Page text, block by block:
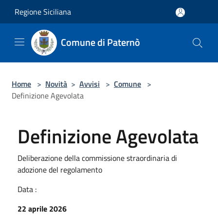
Regione Siciliana
Comune di Paternò
Home > Novità > Avvisi > Comune >
Definizione Agevolata
Definizione Agevolata
Deliberazione della commissione straordinaria di
adozione del regolamento
Data :
22 aprile 2026